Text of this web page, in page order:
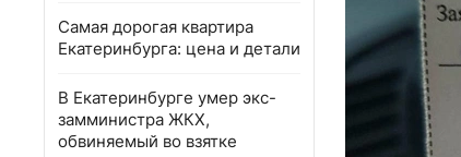
Самая дорогая квартира
Екатеринбурга: цена и детали
В Екатеринбурге умер экс-
замминистра ЖКХ,
обвиняемый во взятке